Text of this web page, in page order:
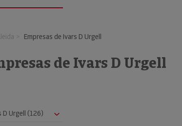
Empresas de Ivars D Urgell
de Ivars D Urgell